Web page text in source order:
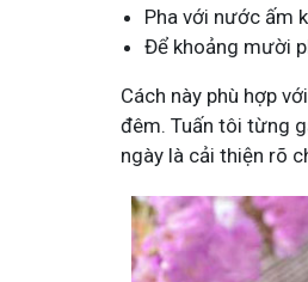
Pha với nước ấm
Để khoảng mười
Cách này phù hợp
đêm. Tuấn tôi từng
ngày là cải thiện rõ